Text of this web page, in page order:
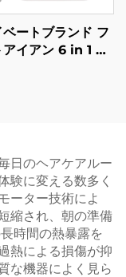
ベートブランド フ
アイアン 6 in 1 ホ
日のヘアケアルー
験に変える数多く
ーター技術によ
縮され、朝の準備
時間の熱暴露を
熱による損傷が抑
な機器によく見ら